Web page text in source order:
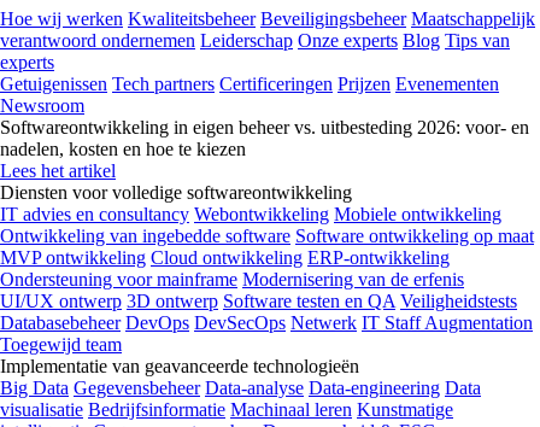
Hoe wij werken Kwaliteitsbeheer Beveiligingsbeheer Maatschappelijk
verantwoord ondernemen Leiderschap Onze experts Blog Tips van
experts
Getuigenissen Tech partners Certificeringen Prijzen Evenementen
Newsroom
Softwareontwikkeling in eigen beheer vs. uitbesteding 2026: voor- en
nadelen, kosten en hoe te kiezen
Lees het artikel
Diensten voor volledige softwareontwikkeling
IT advies en consultancy Webontwikkeling Mobiele ontwikkeling
Ontwikkeling van ingebedde software Software ontwikkeling op maat
MVP ontwikkeling Cloud ontwikkeling ERP-ontwikkeling
Ondersteuning voor mainframe Modernisering van de erfenis
UI/UX ontwerp 3D ontwerp Software testen en QA Veiligheidstests
Databasebeheer DevOps DevSecOps Netwerk IT Staff Augmentation
Toegewijd team
Implementatie van geavanceerde technologieën
Big Data Gegevensbeheer Data-analyse Data-engineering Data
visualisatie Bedrijfsinformatie Machinaal leren Kunstmatige